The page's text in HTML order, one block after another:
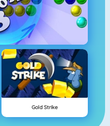
Gold Strike